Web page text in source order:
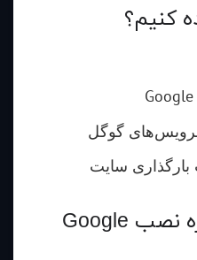
گوگل
سایت
سوالات متداول درباره نصب Google